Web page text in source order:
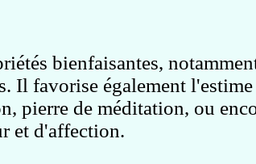
bienfaisantes,
Il favorise également
pierre de méditation, ou
et d'affection.